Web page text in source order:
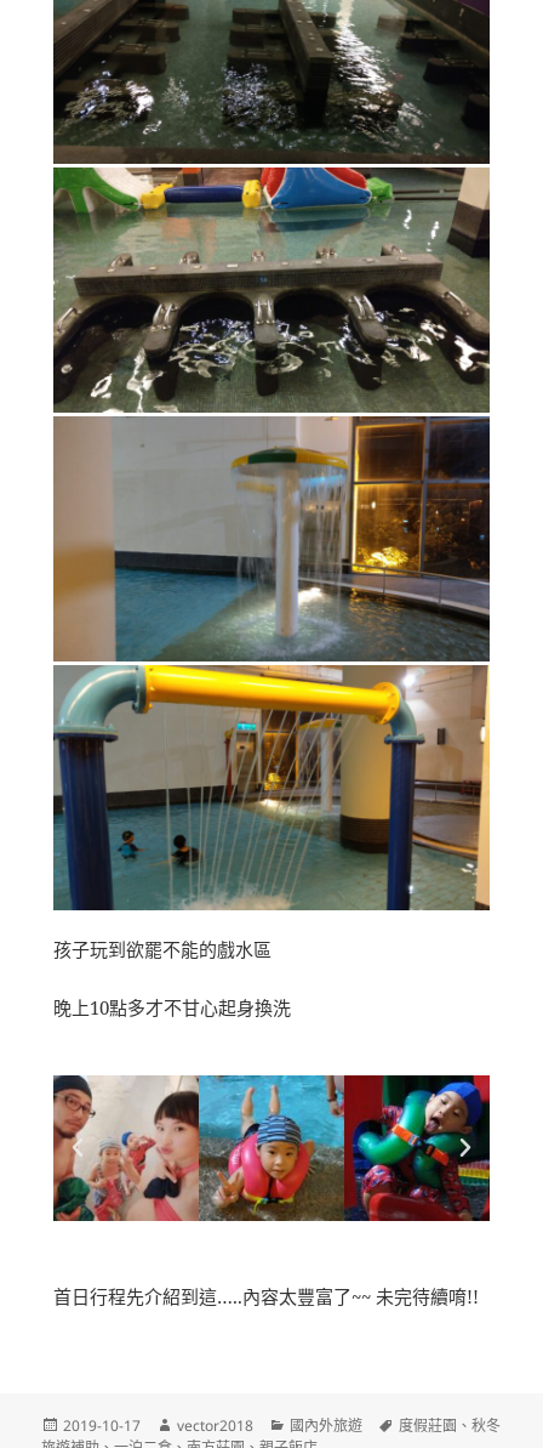
孩子玩到欲罷不能的戲水區
晚上10點多才不甘心起身換洗
首日行程先介紹到這…..內容太豐富了~~ 未完待續唷!!
2019-10-17 vector2018 國內外旅遊 度假莊園 、秋冬